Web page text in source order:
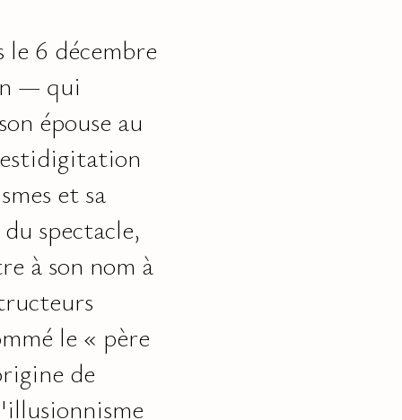
6 décembre
— qui
épouse au
et sa
spectacle,
à son nom à
le « père
de